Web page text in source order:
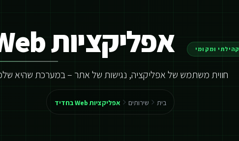
קהילתי ומקומי אפליקציות Web בחדיד
חווית משתמש של אפליקציה, נגישות של אתר – במערכת שהיא
בית שירותים אפליקציות Web בחדיד